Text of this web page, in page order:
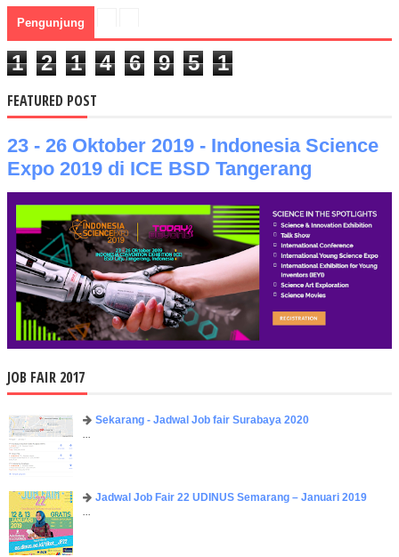
Pengunjung
1 2 1 4 6 9 5 1
FEATURED POST
23 - 26 Oktober 2019 - Indonesia Science
Expo 2019 di ICE BSD Tangerang
JOB FAIR 2017
Sekarang - Jadwal Job fair Surabaya 2020
...
Jadwal Job Fair 22 UDINUS Semarang – Januari 2019
...